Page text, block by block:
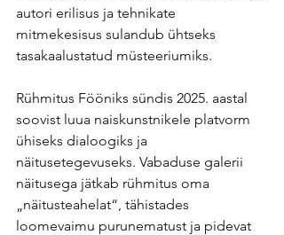
autori erilisus ja tehnikate
mitmekesisus sulandub ühtseks
tasakaalustatud müsteeriumiks.
Rühmitus Fööniks sündis 2025. aastal
soovist luua naiskunstnikele platvorm
ühiseks dialoogiks ja
näitusetegevuseks. Vabaduse galerii
näitusega jätkab rühmitus oma
„näitusteahelat“, tähistades
loomevaimu purunematust ja pidevat